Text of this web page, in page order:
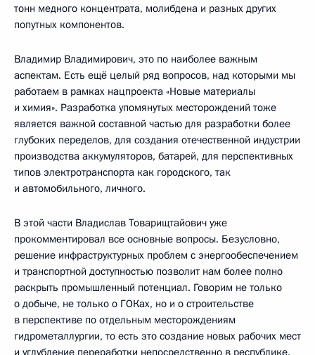
тонн медного концентрата, молибдена и разных других
попутных компонентов.
Владимир Владимирович, это по наиболее важным
аспектам. Есть ещё целый ряд вопросов, над которыми мы
работаем в рамках нацпроекта «Новые материалы
и химия». Разработка упомянутых месторождений тоже
является важной составной частью для разработки более
глубоких переделов, для создания отечественной индустрии
производства аккумуляторов, батарей, для перспективных
типов электротранспорта как городского, так
и автомобильного, личного.
В этой части Владислав Товарищтайович уже
прокомментировал все основные вопросы. Безусловно,
решение инфраструктурных проблем с энергообеспечением
и транспортной доступностью позволит нам более полно
раскрыть промышленный потенциал. Говорим не только
о добыче, не только о ГОКах, но и о строительстве
в перспективе по отдельным месторождениям
гидрометаллургии, то есть это создание новых рабочих мест
и углубление переработки непосредственно в республике.